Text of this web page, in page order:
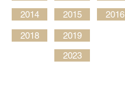
2014
2015 2016
2018
2019
2023